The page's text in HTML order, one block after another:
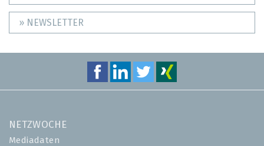
» NEWSLETTER
NETZWOCHE
Mediadaten